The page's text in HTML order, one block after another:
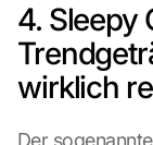
4. Sleepy
wirklich
Der